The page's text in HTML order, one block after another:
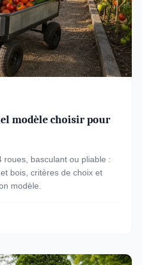
modèle choisir pour
basculant ou pliable :
bois, critères de choix et
modèle.